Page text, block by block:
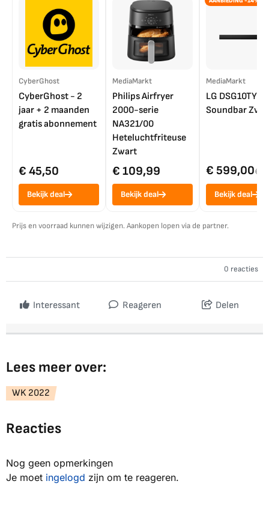
CyberGhost
CyberGhost - 2
jaar + 2 maanden
gratis abonnement
€ 45,50
Bekijk deal
MediaMarkt
Philips Airfryer
2000-serie
NA321/00
Heteluchtfriteuse
Zwart
€ 109,99
Bekijk deal
MediaMarkt
LG DSG10TY
Soundbar
€ 599,00€
Bekijk deal
Prijs en voorraad kunnen wijzigen. Aankopen lopen via de partner.
0 reacties
Interessant Reageren Delen
Lees meer over:
WK 2022
Reacties
Nog geen opmerkingen
Je moet ingelogd zijn om te reageren.